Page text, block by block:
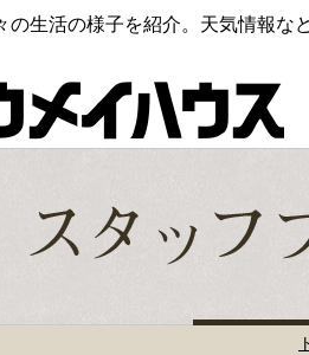
の生活の様子を紹介。天気情報な